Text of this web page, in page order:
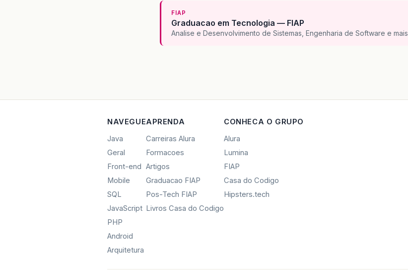
FIAP
Graduacao em Tecnologia — FIAP
Analise e Desenvolvimento de Sistemas, Engenharia de Software e mais
NAVEGUE
Java
Geral
Front-end
Mobile
SQL
JavaScript
PHP
Android
Arquitetura
APRENDA
Carreiras Alura
Formacoes
Artigos
Graduacao FIAP
Pos-Tech FIAP
Livros Casa do Codigo
CONHECA O GRUPO
Alura
Lumina
FIAP
Casa do Codigo
Hipsters.tech